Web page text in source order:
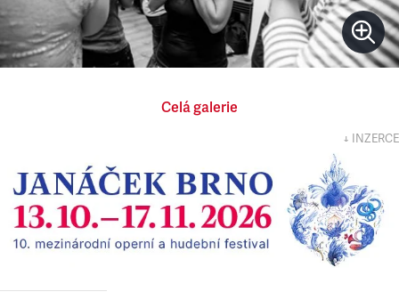
Celá galerie
↓ INZERCE